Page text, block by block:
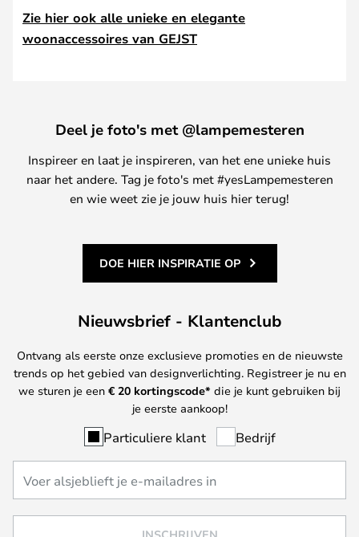
Zie hier ook alle unieke en elegante
woonaccessoires van GEJST
Deel je foto's met @lampemesteren
Inspireer en laat je inspireren, van het ene unieke huis
naar het andere. Tag je foto's met #yesLampemesteren
en wie weet zie je jouw huis hier terug!
DOE HIER INSPIRATIE OP
Nieuwsbrief - Klantenclub
Ontvang als eerste onze exclusieve promoties en de nieuwste
trends op het gebied van designverlichting. Registreer je nu en
we sturen je een € 20 kortingscode* die je kunt gebruiken bij
je eerste aankoop!
Particuliere klant Bedrijf